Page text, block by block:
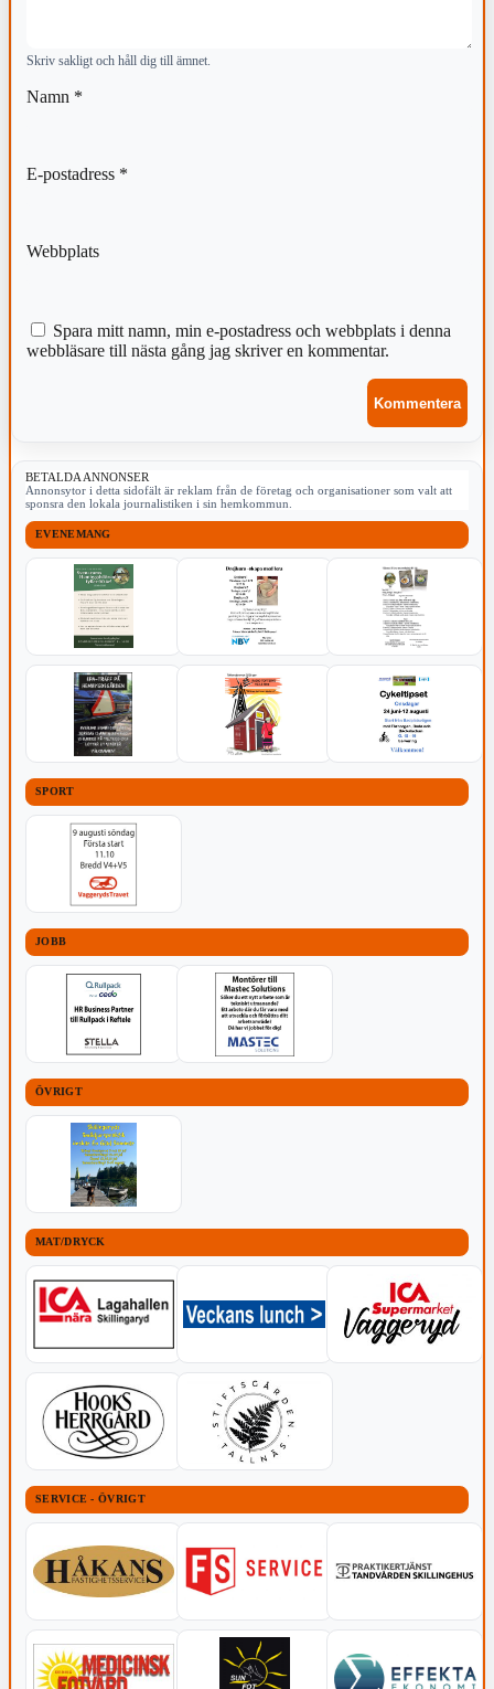
Skriv sakligt och håll dig till ämnet.
Namn *
E-postadress *
Webbplats
Spara mitt namn, min e-postadress och webbplats i denna
webbläsare till nästa gång jag skriver en kommentar.
BETALDA ANNONSER
Annonsytor i detta sidofält är reklam från de företag och organisationer som valt att
sponsra den lokala journalistiken i sin hemkommun.
EVENEMANG
SPORT
JOBB
ÖVRIGT
MAT/DRYCK
SERVICE - ÖVRIGT